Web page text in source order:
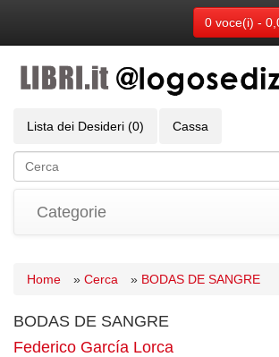
0 voce(i) -
Lista dei Desideri (0) Cassa
Categorie
Home » Cerca » BODAS DE SANGRE
BODAS DE SANGRE
Federico García Lorca